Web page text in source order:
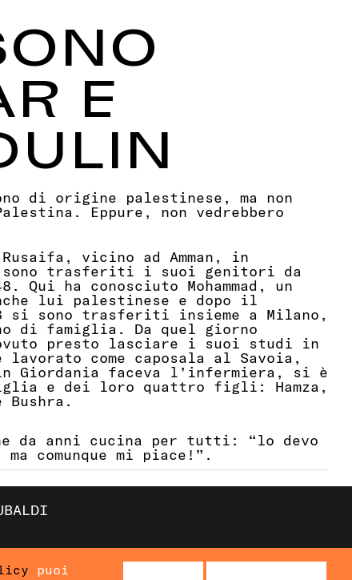
E
di origine palestinese, ma non
Eppure, non vedrebbero
vicino ad Amman, in
sono trasferiti i suoi genitori da
Qui ha conosciuto Mohammad, un
lui palestinese e dopo il
si sono trasferiti insieme a Milano,
di famiglia. Da quel giorno
dovuto presto lasciare i suoi studi in
lavorato come caposala al Savoia,
Giordania faceva l’infermiera, si è
e dei loro quattro figli: Hamza,
Bushra.
da anni cucina per tutti: “lo devo
comunque mi piace!”.
puoi